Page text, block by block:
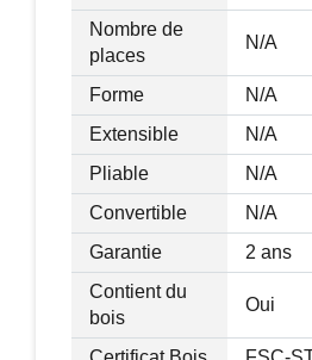
Nombre de
places
N/A
Forme
N/A
Extensible
N/A
Pliable
N/A
Convertible
N/A
Garantie
2 ans
Contient du
bois
Oui